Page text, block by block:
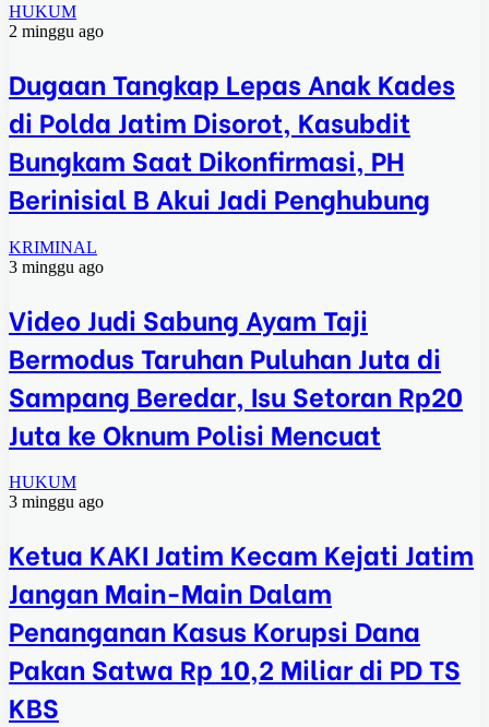
HUKUM
2 minggu ago
Dugaan Tangkap Lepas Anak Kades
di Polda Jatim Disorot, Kasubdit
Bungkam Saat Dikonfirmasi, PH
Berinisial B Akui Jadi Penghubung
KRIMINAL
3 minggu ago
Video Judi Sabung Ayam Taji
Bermodus Taruhan Puluhan Juta di
Sampang Beredar, Isu Setoran Rp20
Juta ke Oknum Polisi Mencuat
HUKUM
3 minggu ago
Ketua KAKI Jatim Kecam Kejati Jatim
Jangan Main-Main Dalam
Penanganan Kasus Korupsi Dana
Pakan Satwa Rp 10,2 Miliar di PD TS
KBS